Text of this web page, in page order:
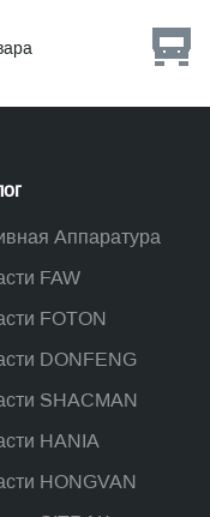
Аппаратура
FAW
FOTON
DONFENG
SHACMAN
HANIA
HONGVAN